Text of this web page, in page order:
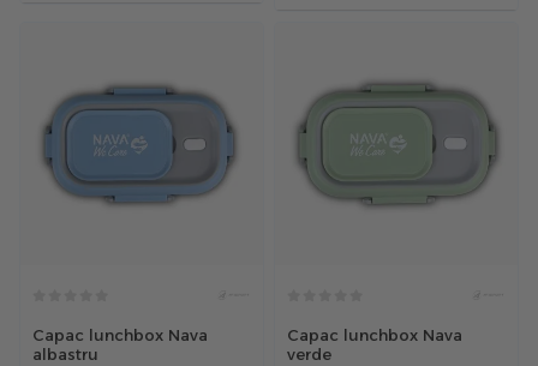
Capac lunchbox Nava
albastru
Capac lunchbox Nava
verde